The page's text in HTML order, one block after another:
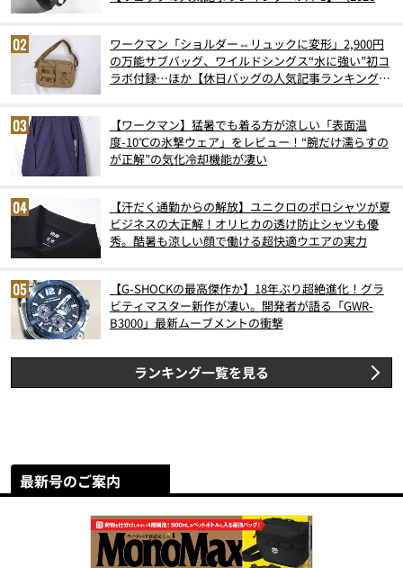
ワークマン「ショルダー⇔リュックに変形」2,900円
の万能サブバッグ、ワイルドシングス“水に強い”初コ
ラボ付録…ほか【休日バッグの人気記事ランキングベ
【ワークマン】猛暑でも着る方が涼しい「表面温
度-10℃の氷撃ウェア」をレビュー！“腕だけ濡らすの
が正解”の気化冷却機能が凄い
【汗だく通勤からの解放】ユニクロのポロシャツが夏
ビジネスの大正解！オリヒカの透け防止シャツも優
秀。酷暑も涼しい顔で働ける超快適ウエアの実力
【G-SHOCKの最高傑作か】18年ぶり超絶進化！グラ
ビティマスター新作が凄い。開発者が語る「GWR-
B3000」最新ムーブメントの衝撃
ランキング一覧を見る
最新号のご案内